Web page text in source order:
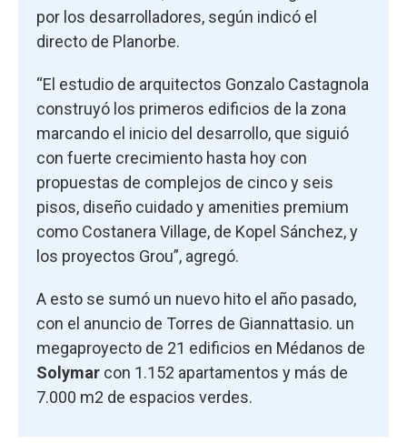
por los desarrolladores, según indicó el
directo de Planorbe.
“El estudio de arquitectos Gonzalo Castagnola
construyó los primeros edificios de la zona
marcando el inicio del desarrollo, que siguió
con fuerte crecimiento hasta hoy con
propuestas de complejos de cinco y seis
pisos, diseño cuidado y amenities premium
como Costanera Village, de Kopel Sánchez, y
los proyectos Grou”, agregó.
A esto se sumó un nuevo hito el año pasado,
con el anuncio de Torres de Giannattasio. un
megaproyecto de 21 edificios en Médanos de
Solymar con 1.152 apartamentos y más de
7.000 m2 de espacios verdes.